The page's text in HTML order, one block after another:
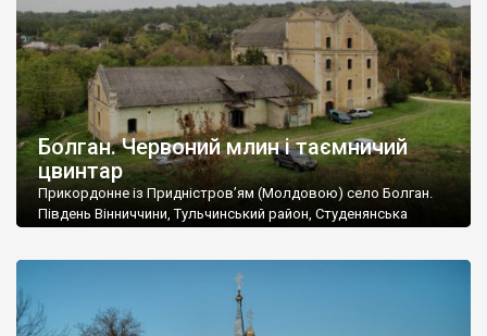
Болган. Червоний млин і таємничий
цвинтар
Прикордонне із Придністров’ям (Молдовою) село Болган.
Південь Вінниччини, Тульчинський район, Студенянська
старовинний цвинтар із кам’яними хрестами. Всі епітафії, які
збереглися, написані кирилицею, церковнослов’янською
мовою. За всіма традиційними ознаками – цвинтар